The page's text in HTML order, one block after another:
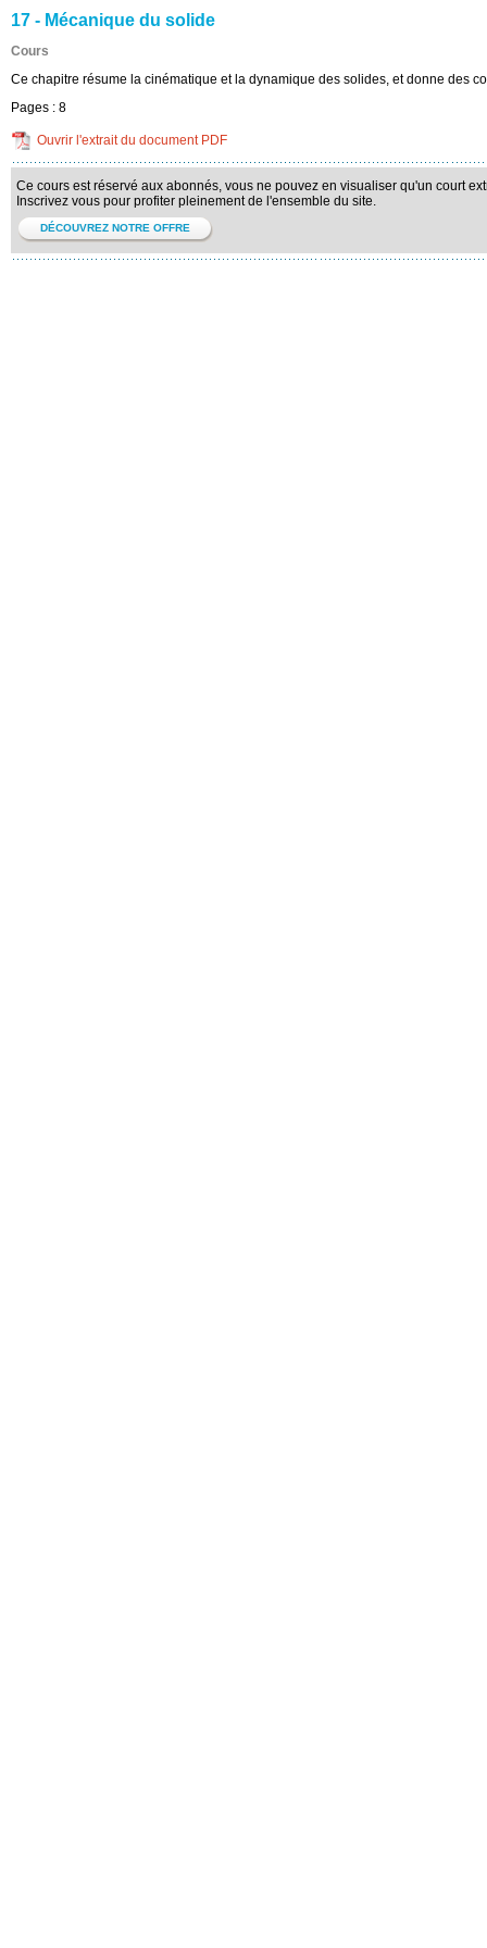
17 - Mécanique du solide
Cours
Ce chapitre résume la cinématique et la dynamique des solides, et donne des
Pages : 8
Ouvrir l'extrait du document PDF
Ce cours est réservé aux abonnés, vous ne pouvez en visualiser qu'un court
Inscrivez vous pour profiter pleinement de l'ensemble du site.
DÉCOUVREZ NOTRE OFFRE